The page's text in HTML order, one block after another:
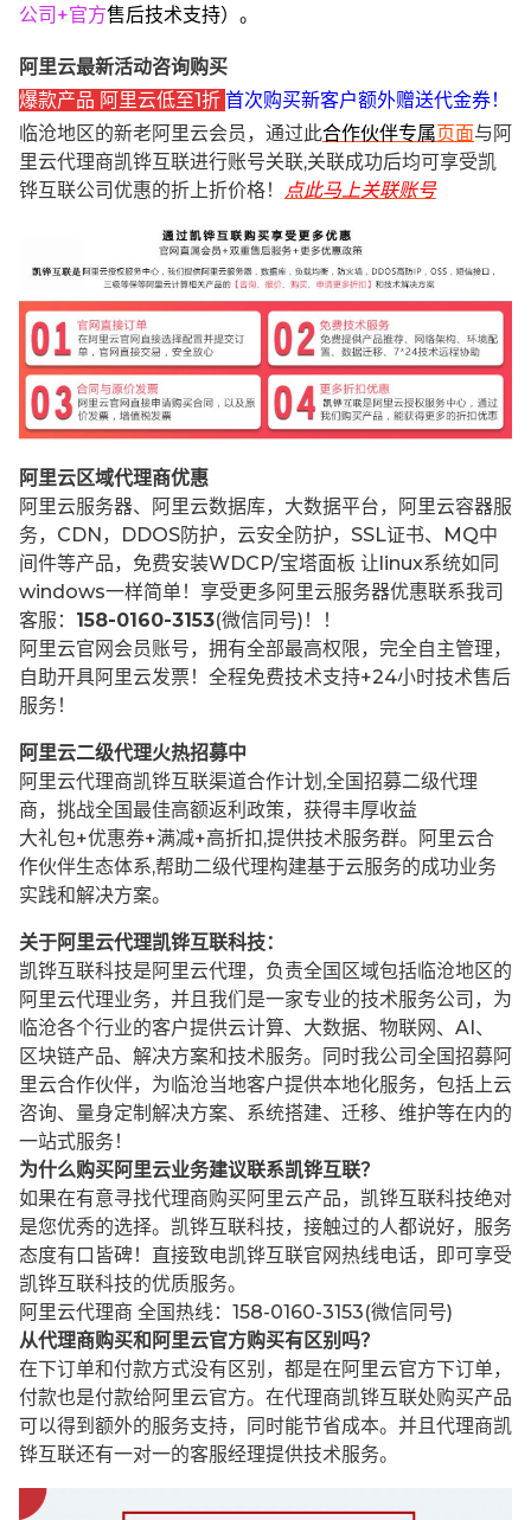
公司+官方售后技术支持）。
阿里云最新活动咨询购买
爆款产品 阿里云低至1折 首次购买新客户额外赠送代金券！
临沧地区的新老阿里云会员，通过此合作伙伴专属页面与阿
里云代理商凯铧互联进行账号关联,关联成功后均可享受凯
铧互联公司优惠的折上折价格！
点此马上关联账号
阿里云区域代理商优惠
阿里云服务器、阿里云数据库，大数据平台，阿里云容器服
务，CDN，DDOS防护，云安全防护，SSL证书、MQ中
间件等产品，免费安装WDCP/宝塔面板 让 linux系统如同
windows一样简单！享受更多阿里云服务器优惠联系我司
客服： 158-0160-3153(微信同号)！！
阿里云官网会员账号，拥有全部最高权限，完全自主管理，
自助开具阿里云发票！全程免费技术支持+24小时技术售后
服务！
阿里云二级代理火热招募中
阿里云代理商凯铧互联渠道合作计划,全国招募二级代理
商，挑战全国最佳高额返利政策，获得丰厚收益
大礼包+优惠券+满减+高折扣,提供技术服务群。阿里云合
作伙伴生态体系,帮助二级代理构建基于云服务的成功业务
实践和解决方案。
关于阿里云代理凯铧互联科技：
凯铧互联科技是阿里云代理，负责全国区域包括临沧地区的
阿里云代理业务，并且我们是一家专业的技术服务公司，为
临沧各个行业的客户提供云计算、大数据、物联网、AI、
区块链产品、解决方案和技术服务。同时我公司全国招募阿
里云合作伙伴，为临沧当地客户提供本地化服务，包括上云
咨询、量身定制解决方案、系统搭建、迁移、维护等在内的
一站式服务！
为什么购买阿里云业务建议联系凯铧互联？
如果在有意寻找代理商购买阿里云产品，凯铧互联科技绝对
是您优秀的选择。凯铧互联科技，接触过的人都说好，服务
态度有口皆碑！直接致电凯铧互联官网热线电话，即可享受
凯铧互联科技的优质服务。
阿里云代理商 全国热线：158-0160-3153(微信同号)
从代理商购买和阿里云官方购买有区别吗？
在下订单和付款方式没有区别，都是在阿里云官方下订单，
付款也是付款给阿里云官方。在代理商凯铧互联处购买产品
可以得到额外的服务支持，同时能节省成本。并且代理商凯
铧互联还有一对一的客服经理提供技术服务。